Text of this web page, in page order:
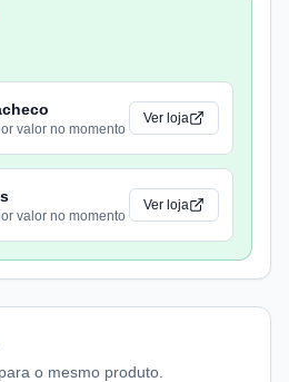
valor no momento
Ver loja
valor no momento
Ver loja
o mesmo produto.